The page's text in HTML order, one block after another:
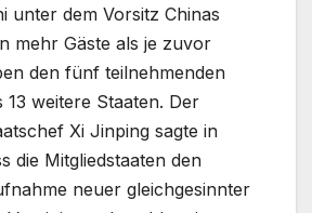
unter dem Vorsitz Chinas
mehr Gäste als je zuvor
den fünf teilnehmenden
13 weitere Staaten. Der
Xi Jinping sagte in
die Mitgliedstaaten den
neuer gleichgesinnter